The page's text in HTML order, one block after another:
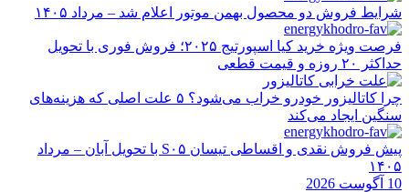
شرایط فروش دو محصول بهمن موتور اعلام شد – مرداد ۱۴۰۵
فرصت ویژه خرید کیا اسپورتیج ۲۰۲۵؛ فروش فوری با تحویل
حداکثر ۲۰ روزه و قیمت قطعی
چرا کاتالیزور خودرو خراب می‌شود؟ ۵ علت اصلی که هزینه‌های
سنگین ایجاد می‌کند
پیش فروش نقدی و اقساطی تیسان S۰۵ با تحویل آبان – مرداد
۱۴۰۵
10 آگوست 2026